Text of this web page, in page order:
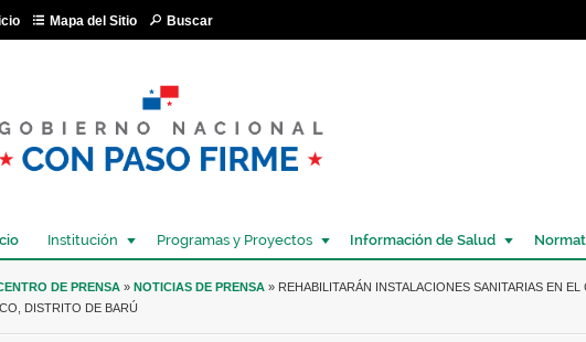
Mapa del Sitio Buscar
Institución Programas y Proyectos Información de Salud
SE ENCUENTRA AQUÍ
DE PRENSA » NOTICIAS DE PRENSA » REHABILITARÁN INSTALACIONES SANITARIAS EN
DISTRITO DE BARÚ